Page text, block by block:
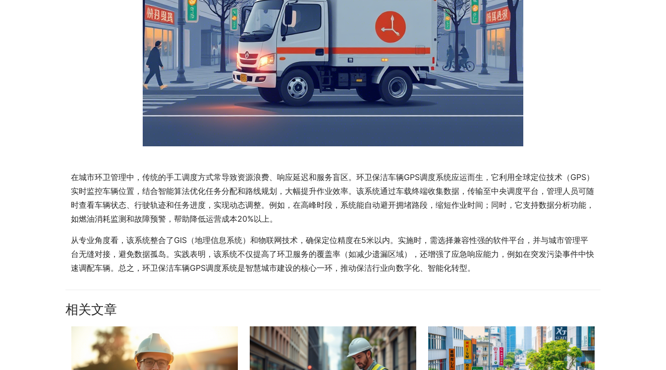
在城市环卫管理中，传统的手工调度方式常导致资源浪费、响应延迟和服务盲区。环卫保洁车辆GPS调度系统应运而生，它利用全球定位技术（GPS）
实时监控车辆位置，结合智能算法优化任务分配和路线规划，大幅提升作业效率。该系统通过车载终端收集数据，传输至中央调度平台，管理人员可随
时查看车辆状态、行驶轨迹和任务进度，实现动态调整。例如，在高峰时段，系统能自动避开拥堵路段，缩短作业时间；同时，它支持数据分析功能，
如燃油消耗监测和故障预警，帮助降低运营成本20%以上。
从专业角度看，该系统整合了GIS（地理信息系统）和物联网技术，确保定位精度在5米以内。实施时，需选择兼容性强的软件平台，并与城市管理平
台无缝对接，避免数据孤岛。实践表明，该系统不仅提高了环卫服务的覆盖率（如减少遗漏区域），还增强了应急响应能力，例如在突发污染事件中快
速调配车辆。总之，环卫保洁车辆GPS调度系统是智慧城市建设的核心一环，推动保洁行业向数字化、智能化转型。
相关文章